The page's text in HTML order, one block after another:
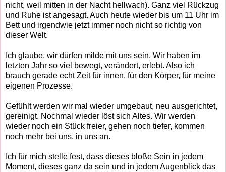
nicht, weil mitten in der Nacht hellwach). Ganz viel Rückzug
und Ruhe ist angesagt. Auch heute wieder bis um 11 Uhr im
Bett und irgendwie jetzt immer noch nicht so richtig von
dieser Welt.
Ich glaube, wir dürfen milde mit uns sein. Wir haben im
letzten Jahr so viel bewegt, verändert, erlebt. Also ich
brauch gerade echt Zeit für innen, für den Körper, für meine
eigenen Prozesse.
Gefühlt werden wir mal wieder umgebaut, neu ausgerichtet,
gereinigt. Nochmal wieder löst sich Altes. Wir werden
wieder noch ein Stück freier, gehen noch tiefer, kommen
noch mehr bei uns, in uns an.
Ich für mich stelle fest, dass dieses bloße Sein in jedem
Moment, dieses ganz da sein und in jedem Augenblick das